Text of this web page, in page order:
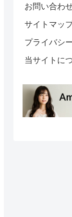
お問い合わ
サイトマッ
プライバシ
当サイトに